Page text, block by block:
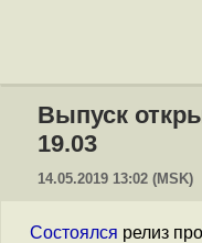
Выпуск
19.03
14.05.2019 13:02 (MSK)
Состоялся релиз